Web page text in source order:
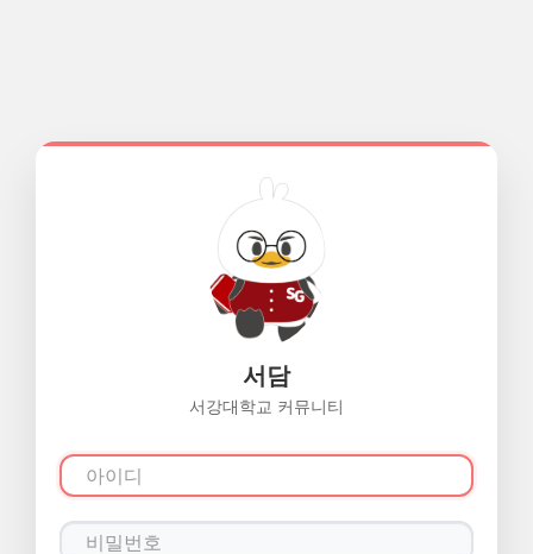
서담
서강대학교 커뮤니티